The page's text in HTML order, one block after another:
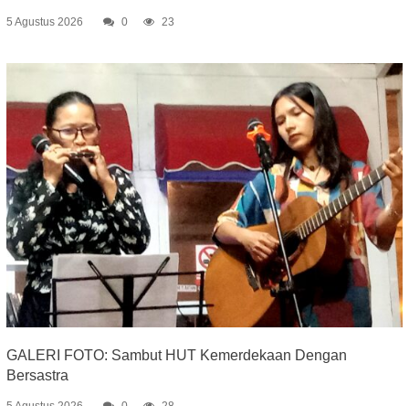
5 Agustus 2026 0 23
GALERI FOTO: Sambut HUT Kemerdekaan Dengan
Bersastra